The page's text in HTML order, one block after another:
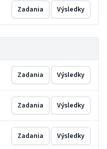
Zadania Výsledky
Zadania Výsledky
Zadania Výsledky
Zadania Výsledky